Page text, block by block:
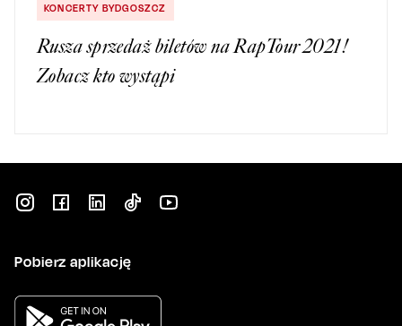
KONCERTY BYDGOSZCZ
Rusza sprzedaż biletów na RapTour 2021!
Zobacz kto wystąpi
Pobierz aplikację